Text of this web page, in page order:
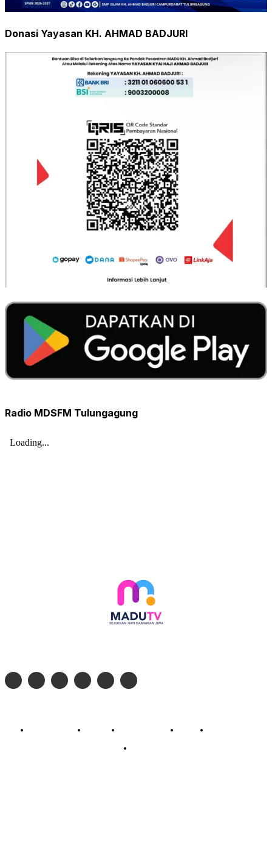
Donasi Yayasan KH. AHMAD BADJURI
Radio MDSFM Tulungagung
Profil Madu TV Redaksi Pedoman Siber Kontak